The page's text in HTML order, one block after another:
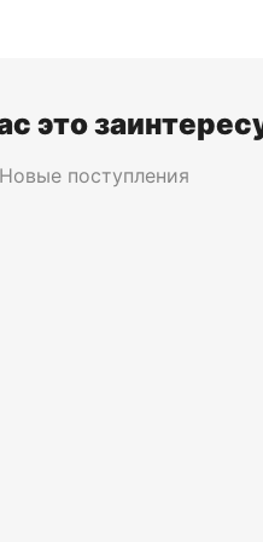
это
Новые поступления